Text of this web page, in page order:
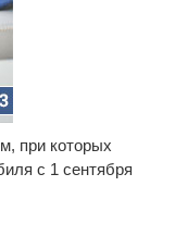
при которых
с 1 сентября